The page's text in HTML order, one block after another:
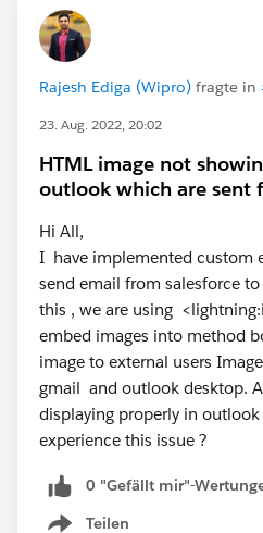
Rajesh Ediga (Wipro) fragte in
23. Aug. 2022, 20:02
HTML image not
outlook which are sent
Hi All,
I have implemented custom
send email from salesforce
this , we are using
embed images into method
image to external users
gmail and outlook desktop.
displaying properly in
experience this issue ?
0 "Gefällt mir"-
Teilen